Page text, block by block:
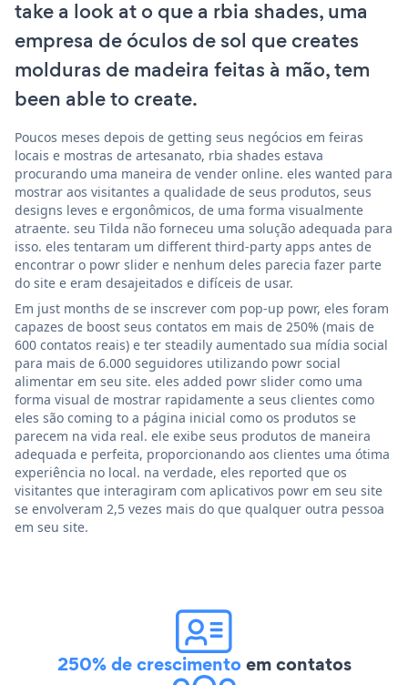
take a look at o que a rbia shades, uma
empresa de óculos de sol que creates
molduras de madeira feitas à mão, tem
been able to create.
Poucos meses depois de getting seus negócios em feiras
locais e mostras de artesanato, rbia shades estava
procurando uma maneira de vender online. eles wanted para
mostrar aos visitantes a qualidade de seus produtos, seus
designs leves e ergonômicos, de uma forma visualmente
atraente. seu Tilda não forneceu uma solução adequada para
isso. eles tentaram um different third-party apps antes de
encontrar o powr slider e nenhum deles parecia fazer parte
do site e eram desajeitados e difíceis de usar.
Em just months de se inscrever com pop-up powr, eles foram
capazes de boost seus contatos em mais de 250% (mais de
600 contatos reais) e ter steadily aumentado sua mídia social
para mais de 6.000 seguidores utilizando powr social
alimentar em seu site. eles added powr slider como uma
forma visual de mostrar rapidamente a seus clientes como
eles são coming to a página inicial como os produtos se
parecem na vida real. ele exibe seus produtos de maneira
adequada e perfeita, proporcionando aos clientes uma ótima
experiência no local. na verdade, eles reported que os
visitantes que interagiram com aplicativos powr em seu site
se envolveram 2,5 vezes mais do que qualquer outra pessoa
em seu site.
250% de crescimentoem contatos